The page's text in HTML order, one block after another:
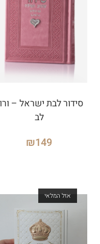
סידור לבת ישראל –
לב
₪149
אזל המלאי